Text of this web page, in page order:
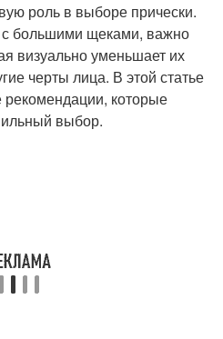
роль в выборе прически.
большими щеками, важно
визуально уменьшает их
черты лица. В этой статье
которые
выбор.